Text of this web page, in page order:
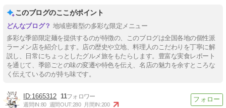
このブログのここがポイント
地域密着型の多彩な限定メニュー
多彩な季節限定麺を提供するのが特徴の、このブログは全国各地の個性派
ラーメン店を紹介します。店の歴史や立地、料理人のこだわりを丁寧に解
説し、日常にちょっとしたグルメ旅をもたらします。豊富な実食レポート
を通じて、季節ごとの味の変遷や特色を伝え、名店の魅力を余すところな
く伝えているのが持ち味です。
1665312 11
週間IN:80 週間OUT:280 月間IN:200